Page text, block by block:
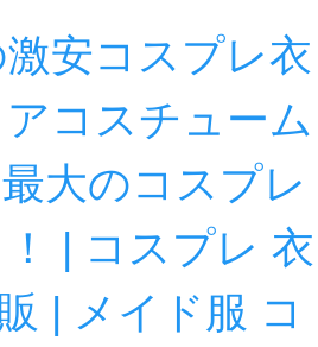
安コスプレ衣
コスチューム
大のコスプレ
| コスプレ 衣
| メイド服 コ